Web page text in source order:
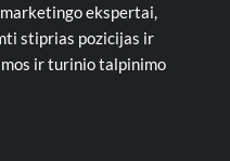
ekspertai,
stiprias pozicijas ir
ir turinio talpinimo